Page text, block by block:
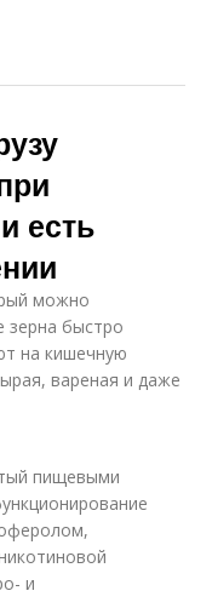
есть
можно
зерна быстро
на кишечную
вареная и даже
пищевыми
и